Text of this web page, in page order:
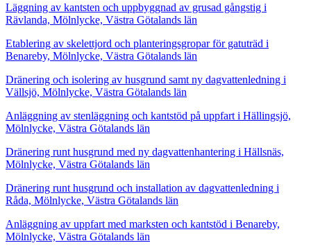
Läggning av kantsten och uppbyggnad av grusad gångstig i
Rävlanda, Mölnlycke, Västra Götalands län
Etablering av skelettjord och planteringsgropar för gatuträd i
Benareby, Mölnlycke, Västra Götalands län
Dränering och isolering av husgrund samt ny dagvattenledning i
Vällsjö, Mölnlycke, Västra Götalands län
Anläggning av stenläggning och kantstöd på uppfart i Hällingsjö,
Mölnlycke, Västra Götalands län
Dränering runt husgrund med ny dagvattenhantering i Hällsnäs,
Mölnlycke, Västra Götalands län
Dränering runt husgrund och installation av dagvattenledning i
Råda, Mölnlycke, Västra Götalands län
Anläggning av uppfart med marksten och kantstöd i Benareby,
Mölnlycke, Västra Götalands län